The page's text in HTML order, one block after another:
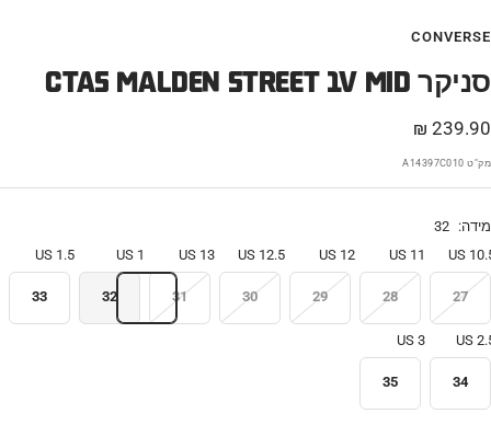
CONVERSE
CTAS MALDEN STREET 1V MID סניקר
מחיר
מבצע
239.90 ₪
מק"ט A14397C010
מידה: 32
10.5
27
11 US
28
12 US
29
12.5 US
30
13 US
31
1 US
32
1.5 US
33
2.5
34
3 US
35